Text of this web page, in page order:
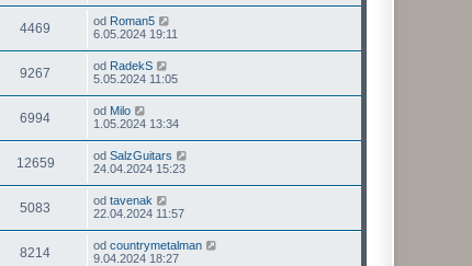
4469 od Roman5
6.05.2024 19:11
9267 od RadekS
5.05.2024 11:05
6994 od Milo
1.05.2024 13:34
12659 od SalzGuitars
24.04.2024 15:23
5083 od tavenak
22.04.2024 11:57
8214 od countrymetalman
9.04.2024 18:27